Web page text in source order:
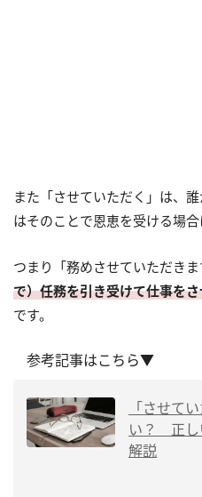
また「させていただく」は、
はそのことで恩恵を受ける場合
つまり「務めさせていただきま
で）任務を引き受けて仕事を
です。
参考記事はこちら▼
「させて
い？ 正し
解説